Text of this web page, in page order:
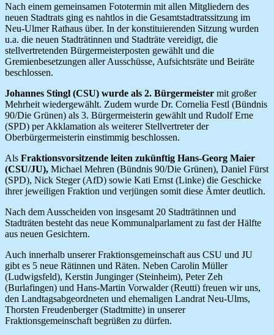
Nach einem gemeinsamen Fototermin mit allen Mitgliedern des
neuen Stadtrats ging es nahtlos in die Gesamtstadtratssitzung im
Neu-Ulmer Rathaus über. In der konstituierenden Sitzung wurden
u.a. die neuen Stadträtinnen und Stadträte vereidigt, die
stellvertretenden Bürgermeisterposten gewählt und die
Gremienbesetzungen aller Ausschüsse, Aufsichtsräte und Beiräte
beschlossen.
Johannes Stingl (CSU) wurde als 2. Bürgermeister mit großer
Mehrheit wiedergewählt. Zudem wurde Dr. Cornelia Festl (Bündnis
90/Die Grünen) als 3. Bürgermeisterin gewählt und Rudolf Erne
(SPD) per Akklamation als weiterer Stellvertreter der
Oberbürgermeisterin einstimmig beschlossen.
Als Fraktionsvorsitzende leiten zukünftig Hans-Georg Maier
(CSU/JU), Michael Mehren (Bündnis 90/Die Grünen), Daniel Fürst
(SPD), Nick Steger (AfD) sowie Kati Ernst (Linke) die Geschicke
ihrer jeweiligen Fraktion und verjüngen somit diese Ämter deutlich.
Nach dem Ausscheiden von insgesamt 20 Stadträtinnen und
Stadträten besteht das neue Kommunalparlament zu fast der Hälfte
aus neuen Gesichtern.
Auch innerhalb unserer Fraktionsgemeinschaft aus CSU und JU
gibt es 5 neue Rätinnen und Räten. Neben Carolin Müller
(Ludwigsfeld), Kerstin Junginger (Steinheim), Peter Zeh
(Burlafingen) und Hans-Martin Vorwalder (Reutti) freuen wir uns,
den Landtagsabgeordneten und ehemaligen Landrat Neu-Ulms,
Thorsten Freudenberger (Stadtmitte) in unserer
Fraktionsgemeinschaft begrüßen zu dürfen.